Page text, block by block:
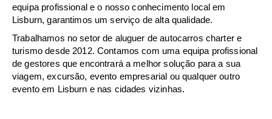
equipa profissional e o nosso conhecimento local em
Lisburn, garantimos um serviço de alta qualidade.
Trabalhamos no setor de aluguer de autocarros charter e
turismo desde 2012. Contamos com uma equipa profissional
de gestores que encontrará a melhor solução para a sua
viagem, excursão, evento empresarial ou qualquer outro
evento em Lisburn e nas cidades vizinhas.